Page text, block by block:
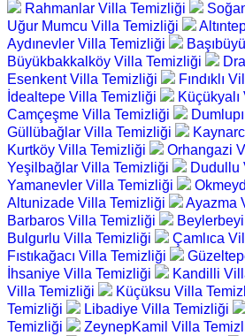
Rahmanlar Villa Temizliği
Uğur Mumcu Villa Temizliği
Aydınevler Villa Temizliği
Büyükbakkalköy Villa Temizliği
Esenkent Villa Temizliği
Fındıklı
İdealtepe Villa Temizliği
Camçeşme Villa Temizliği
Güllübağlar Villa Temizliği
Kurtköy Villa Temizliği
Orhangazi
Yeşilbağlar Villa Temizliği
Dudullu
Yamanevler Villa Temizliği
Altunizade Villa Temizliği
Ayazma
Barbaros Villa Temizliği
Bulgurlu Villa Temizliği
Çamlıca
Fıstıkağacı Villa Temizliği
İhsaniye Villa Temizliği
Kandilli
Villa Temizliği
Küçüksu Villa
Temizliği
Libadiye Villa Temizliği
Temizliği
ZeynepKamil Villa